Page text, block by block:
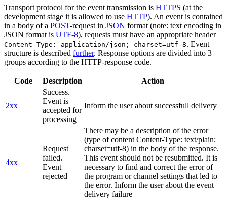
Transport protocol for the event transmission is HTTPS (at the
development stage it is allowed to use HTTP). An event is contained
in a body of a POST-request in JSON format (note: text encoding in
JSON format is UTF-8), requests must have an appropriate header
Content-Type: application/json; charset=utf-8. Event
structure is described further. Response options are divided into 3
groups according to the HTTP-response code.
Code Description Action
2xx
Success.
Event is
accepted for
processing
Inform the user about successfull delivery
4xx
Request
failed.
Event
rejected
There may be a description of the error
(type of content Content-Type: text/plain;
charset=utf-8) in the body of the response.
This event should not be resubmitted. It is
necessary to find and correct the error of
the program or channel settings that led to
the error. Inform the user about the event
delivery failure